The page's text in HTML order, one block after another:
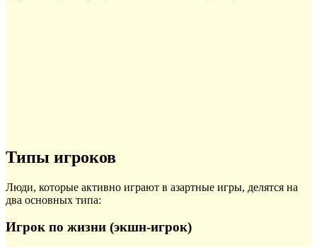
Типы игроков
Люди, которые активно играют в азартные игры, делятся на
два основных типа:
Игрок по жизни (экшн-игрок)